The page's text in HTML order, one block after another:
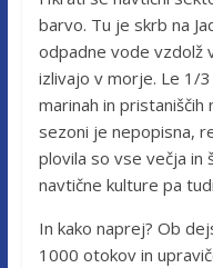
barvo. Tu je skrb na
odpadne vode vzdolž
izlivajo v morje. Le 1/
marinah in pristaniščih
sezoni je nepopisna,
plovila so vse večja in
navtične kulture pa
In kako naprej? Ob
1000 otokov in